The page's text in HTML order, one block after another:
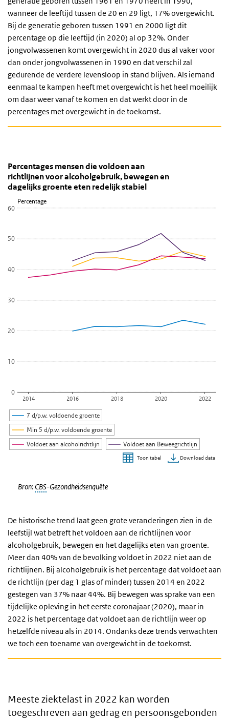
wanneer de leeftijd tussen de 20 en 29 ligt, 17% overgewicht.
Bij de generatie geboren tussen 1991 en 2000 ligt dit
percentage op die leeftijd (in 2020) al op 32%. Onder
jongvolwassenen komt overgewicht in 2020 dus al vaker voor
dan onder jongvolwassenen in 1990 en dat verschil zal
gedurende de verdere levensloop in stand blijven. Als iemand
eenmaal te kampen heeft met overgewicht is het heel moeilijk
om daar weer vanaf te komen en dat werkt door in de
percentages met overgewicht in de toekomst.
Percentages mensen die voldoen aan
Sla de grafiek 'Percentages mensen die voldoen aan richtlijnen
Percentages mensen die voldoen aan richtlijnen
Lijn grafiek met 4 lijnen.
Bekijk als data tabel.
De grafiek heeft 1 X-as die categories weergeeft.
Percentage
Percentages mensen die voldoen aan
richtlijnen voor alcoholgebruik, bewegen en
dagelijks groente eten redelijk stabiel
7 d/p.w. voldoende groente
Min 5 d/p.w. voldoende groente
Voldoet aan alcoholrichtlijn
Voldoet aan Beweegrichtlijn
0
10
20
30
40
50
60
2014 2016 2018 2020 2022
Toon tabel Download data
Bron: CBS-Gezondheidsenquête
De historische trend laat geen grote veranderingen zien in de
leefstijl wat betreft het voldoen aan de richtlijnen voor
alcoholgebruik, bewegen en het dagelijks eten van groente.
Meer dan 40% van de bevolking voldoet in 2022 niet aan de
richtlijnen. Bij alcoholgebruik is het percentage dat voldoet aan
de richtlijn (per dag 1 glas of minder) tussen 2014 en 2022
gestegen van 37% naar 44%. Bij bewegen was sprake van een
tijdelijke opleving in het eerste coronajaar (2020), maar in
2022 is het percentage dat voldoet aan de richtlijn weer op
hetzelfde niveau als in 2014. Ondanks deze trends verwachten
we toch een toename van overgewicht in de toekomst.
Meeste ziektelast in 2022 kan worden
toegeschreven aan gedrag en persoonsgebonden